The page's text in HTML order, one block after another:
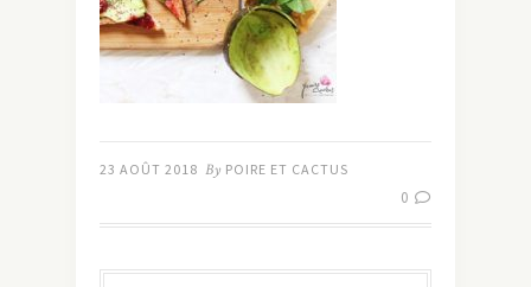
23 AOÛT 2018 By POIRE ET CACTUS
0